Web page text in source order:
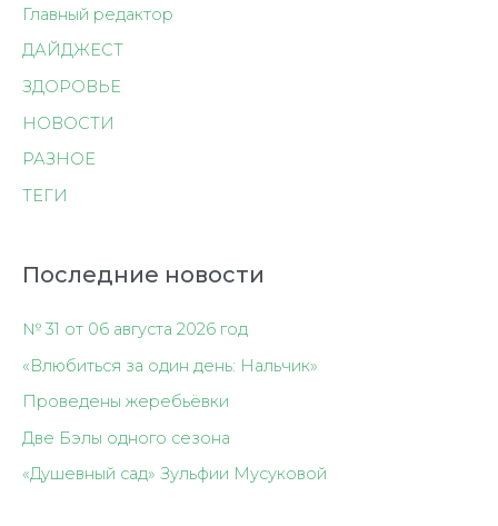
Главный редактор
ДАЙДЖЕСТ
ЗДОРОВЬЕ
НОВОСТИ
РАЗНОЕ
ТЕГИ
Последние новости
№ 31 от 06 августа 2026 год
«Влюбиться за один день: Нальчик»
Проведены жеребьёвки
Две Бэлы одного сезона
«Душевный сад» Зульфии Мусуковой